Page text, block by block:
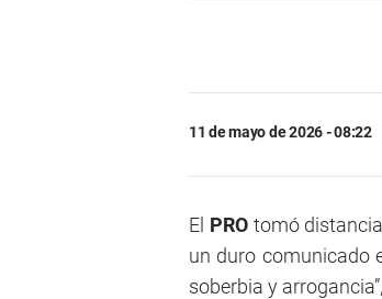
11 de mayo de 2026 - 08:22
El PRO tomó
un duro comunicado
soberbia y